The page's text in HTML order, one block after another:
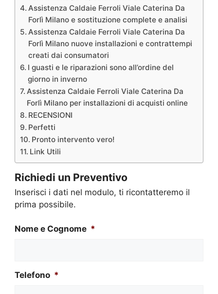
Assistenza Caldaie Ferroli Viale Caterina Da
Forlì Milano e sostituzione complete e analisi
Assistenza Caldaie Ferroli Viale Caterina Da
Forlì Milano nuove installazioni e contrattempi
creati dai consumatori
I guasti e le riparazioni sono all’ordine del
giorno in inverno
Assistenza Caldaie Ferroli Viale Caterina Da
Forlì Milano per installazioni di acquisti online
RECENSIONI
Perfetti
Pronto intervento vero!
Link Utili
Richiedi un Preventivo
Inserisci i dati nel modulo, ti ricontatteremo il
prima possibile.
Nome e Cognome *
Telefono *